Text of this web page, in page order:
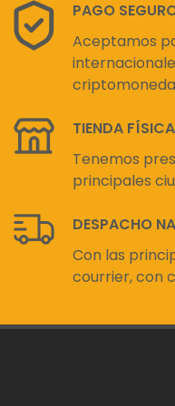
PAGO
Aceptamos
TIENDA FÍSICA
Tenemos
principales
DESPACHO
Con las
courrier, con